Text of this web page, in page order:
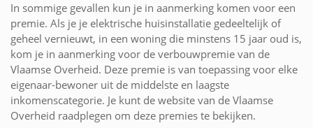
In sommige gevallen kun je in aanmerking komen voor een
premie. Als je je elektrische huisinstallatie gedeeltelijk of
geheel vernieuwt, in een woning die minstens 15 jaar oud is,
kom je in aanmerking voor de verbouwpremie van de
Vlaamse Overheid. Deze premie is van toepassing voor elke
eigenaar-bewoner uit de middelste en laagste
inkomenscategorie. Je kunt de website van de Vlaamse
Overheid raadplegen om deze premies te bekijken.